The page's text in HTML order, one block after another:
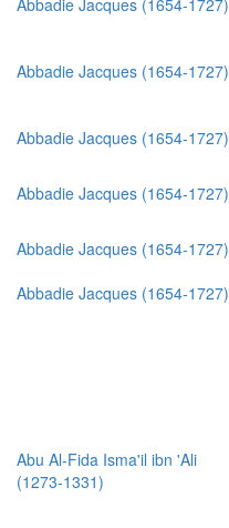
Abbadie Jacques (1654-1727)
Abbadie Jacques (1654-1727)
Abbadie Jacques (1654-1727)
Abbadie Jacques (1654-1727)
Abbadie Jacques (1654-1727)
Abu Al-Fida Isma'il ibn 'Ali
(1273-1331)